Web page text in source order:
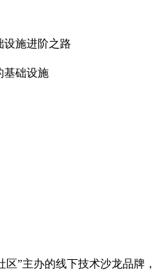
设施进阶之路
基础设施
”主办的线下技术沙龙品牌，